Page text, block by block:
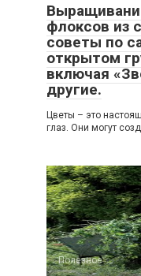
флоксов из
советы по
открытом
включая
другие.
Цветы – это
глаз. Они могут
Полезное